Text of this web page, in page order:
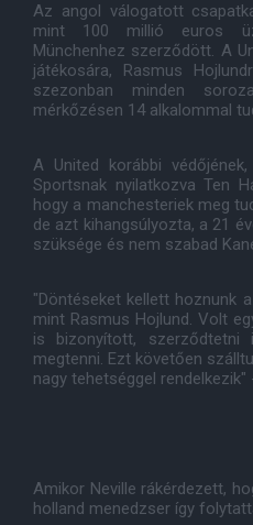
Az angol válogatott
mint 100 millió euros
Münchenhez szerződött. A
játékosára, Rasmus
szezonban minden
mérkőzésen 14 alkalommal
A United korábbi
Sportsnak nyilatkozva Ten
hogy a manchesteriek meg
de azt kihangsúlyozta, a 21
szüksége és nem szabad
"Döntéseket kellett hoznunk
mint Rasmus Hojlund. Volt
is bizonyított,
megtenni. Ezt követően
nagy tehetséggel rendelkezik"
Amikor Neville rákérdezett,
holland menedzser így